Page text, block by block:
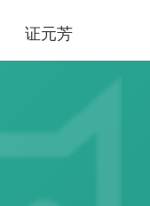
证元芳